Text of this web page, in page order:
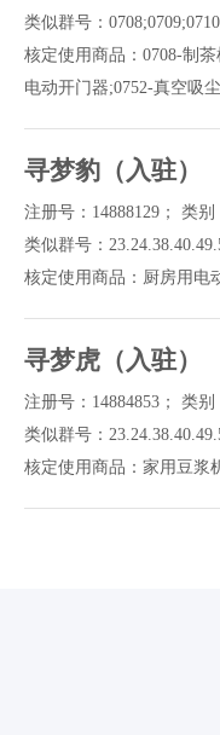
类似群号：
核定使用商品：0708-制
电动开门器;0752-真空吸
寻梦豹（入驻）
注册号：14888129； 类
类似群号：
核定使用商品：厨房用电
寻梦虎（入驻）
注册号：14884853； 类
类似群号：
核定使用商品：家用豆浆